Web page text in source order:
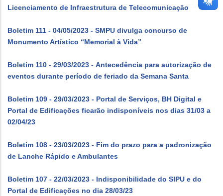
Licenciamento de Infraestrutura de Telecomunicação
Boletim 111 - 04/05/2023 - SMPU divulga concurso de
Monumento Artístico “Memorial à Vida”
Boletim 110 - 29/03/2023 - Antecedência para autorização de
eventos durante período de feriado da Semana Santa
Boletim 109 - 29/03/2023 - Portal de Serviços, BH Digital e
Portal de Edificações ficarão indisponíveis nos dias 31/03 a
02/04/23
Boletim 108 - 23/03/2023 - Fim do prazo para a padronização
de Lanche Rápido e Ambulantes
Boletim 107 - 22/03/2023 - Indisponibilidade do SIPU e do
Portal de Edificações no dia 28/03/23